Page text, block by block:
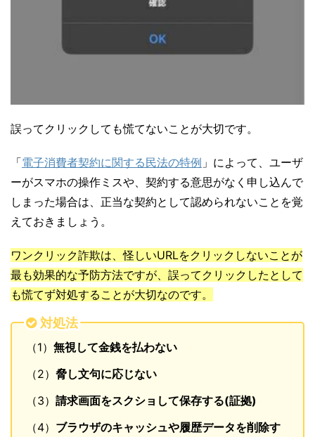
誤ってクリックしても慌てないことが大切です。
「電子消費者契約に関する民法の特例 」によって、ユーザ
ーがスマホの操作ミスや、契約する意思がなく申し込んで
しまった場合は、正当な契約として認められないことを覚
えておきましょう。
ワンクリック詐欺は、怪しいURLをクリックしないことが
最も効果的な予防方法ですが、誤ってクリックしたとして
も慌てず対処することが大切なのです。
対処法
（1） 無視して金銭を払わない
（2） 脅し文句に応じない
（3） 請求画面をスクショして保存する(証拠)
（4） ブラウザのキャッシュや履歴データを削除す